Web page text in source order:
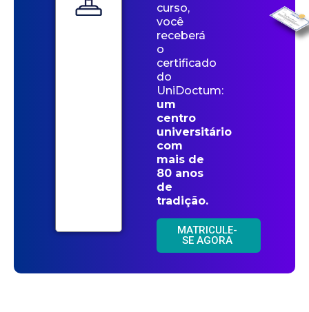
curso,
você
receberá
o
certificado
do
UniDoctum:
um
centro
universitário
com
mais de
80 anos
de
tradição.
MATRICULE-
SE AGORA